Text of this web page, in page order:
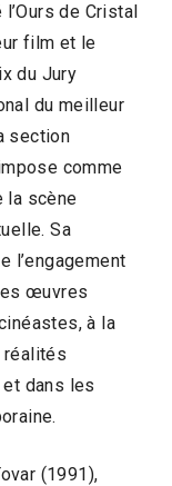
de Cristal
film et le
du Jury
du meilleur
section
comme
la scène
Sa
l’engagement
œuvres
à la
réalités
et dans les
(1991),